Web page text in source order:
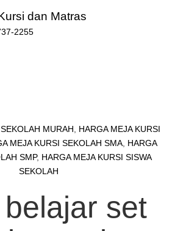
dan Matras
2255
MURAH
HARGA MEJA KURSI
MEJA KURSI SEKOLAH SMA HARGA
SMP, HARGA MEJA KURSI SISWA
SEKOLAH
set